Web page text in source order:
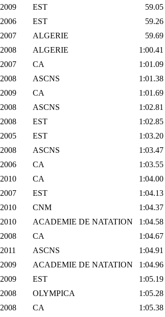
2009 EST 59.05
2006 EST 59.26
2007 ALGERIE 59.69
2008 ALGERIE 1:00.41
2007 CA 1:01.09
2008 ASCNS 1:01.38
2009 CA 1:01.69
2008 ASCNS 1:02.81
2008 EST 1:02.85
2005 EST 1:03.20
2008 ASCNS 1:03.47
2006 CA 1:03.55
2010 CA 1:04.00
2007 EST 1:04.13
2010 CNM 1:04.37
2010 ACADEMIE DE NATATION 1:04.58
2008 CA 1:04.67
2011 ASCNS 1:04.91
2009 ACADEMIE DE NATATION 1:04.96
2009 EST 1:05.19
2008 OLYMPICA 1:05.28
2008 CA 1:05.38